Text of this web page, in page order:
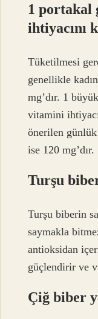
1 portakal
ihtiyacını
Tüketilmesi
genellikle
mg’dır. 1
vitamini
önerilen
ise 120 mg’dır.
Turşu
Turşu biberin
saymakla
antioksidan
güçlendirir ve
Çiğ biber